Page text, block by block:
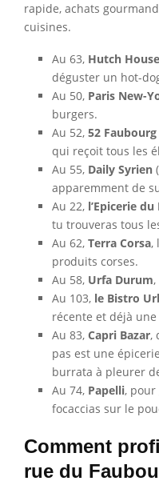
rapide, achats
cuisines.
Au 63, Hutch
déguster un hot-
Au 50, Paris New-
burgers.
Au 52, 52
qui reçoit tous les
Au 55, Daily Syrien
apparemment de
Au 22, l’Epicerie
tu trouveras tous
Au 62, Terra Corsa,
produits corses.
Au 58, Urfa Durum
Au 103, le Bistro
récente et déjà
Au 83, Capri Bazar,
pas est une
burrata à pleurer
Au 74, Papelli, pour
focaccias sur le
Comment
rue du